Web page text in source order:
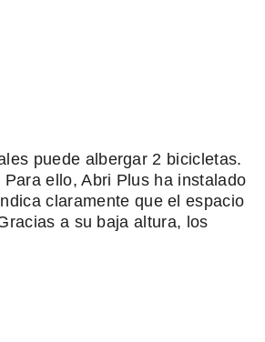
puede albergar 2 bicicletas.
ello, Abri Plus ha instalado
claramente que el espacio
a su baja altura, los